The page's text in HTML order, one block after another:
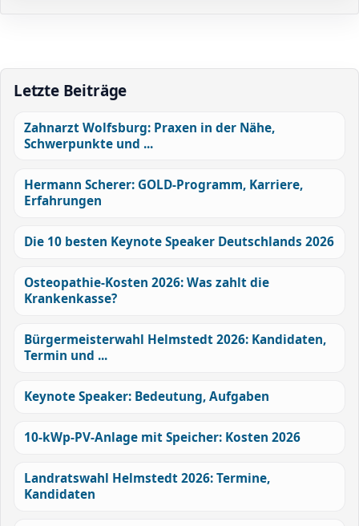
Letzte Beiträge
Zahnarzt Wolfsburg: Praxen in der Nähe,
Schwerpunkte und ...
Hermann Scherer: GOLD-Programm, Karriere,
Erfahrungen
Die 10 besten Keynote Speaker Deutschlands 2026
Osteopathie-Kosten 2026: Was zahlt die
Krankenkasse?
Bürgermeisterwahl Helmstedt 2026: Kandidaten,
Termin und ...
Keynote Speaker: Bedeutung, Aufgaben
10-kWp-PV-Anlage mit Speicher: Kosten 2026
Landratswahl Helmstedt 2026: Termine,
Kandidaten